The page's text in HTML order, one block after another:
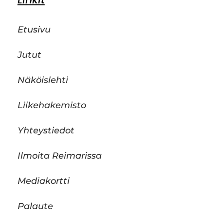
Etusivu
Jutut
Näköislehti
Liikehakemisto
Yhteystiedot
Ilmoita Reimarissa
Mediakortti
Palaute